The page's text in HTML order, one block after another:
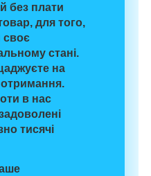
без плати
, для того,
стані.
на
отримання.
в нас
тисячі